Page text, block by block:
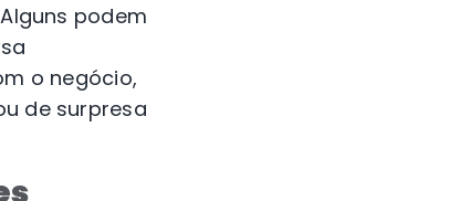
podem
o negócio,
de surpresa